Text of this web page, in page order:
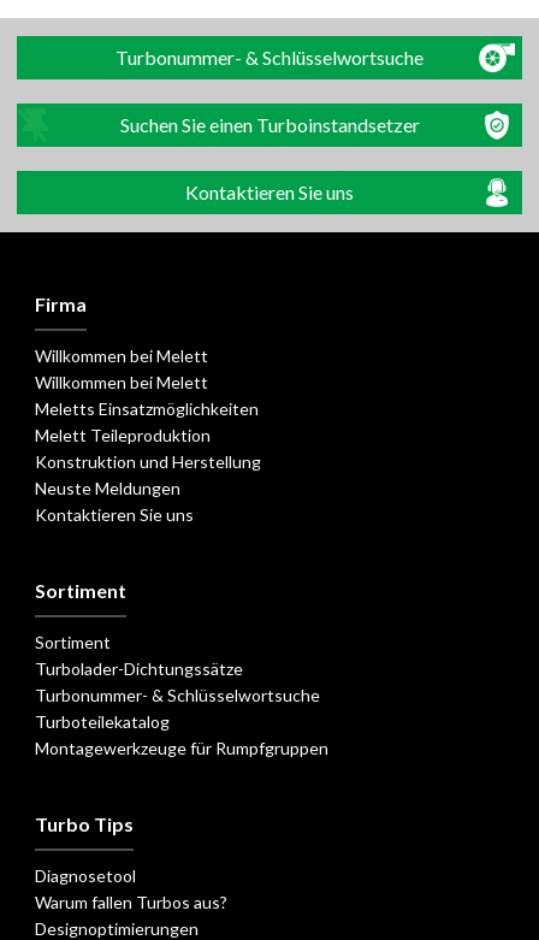
Turbonummer- & Schlüsselwortsuche
Suchen Sie einen Turboinstandsetzer
Kontaktieren Sie uns
Firma
Willkommen bei Melett
Willkommen bei Melett
Meletts Einsatzmöglichkeiten
Melett Teileproduktion
Konstruktion und Herstellung
Neuste Meldungen
Kontaktieren Sie uns
Sortiment
Sortiment
Turbolader-Dichtungssätze
Turbonummer- & Schlüsselwortsuche
Turboteilekatalog
Montagewerkzeuge für Rumpfgruppen
Turbo Tips
Diagnosetool
Warum fallen Turbos aus?
Designoptimierungen